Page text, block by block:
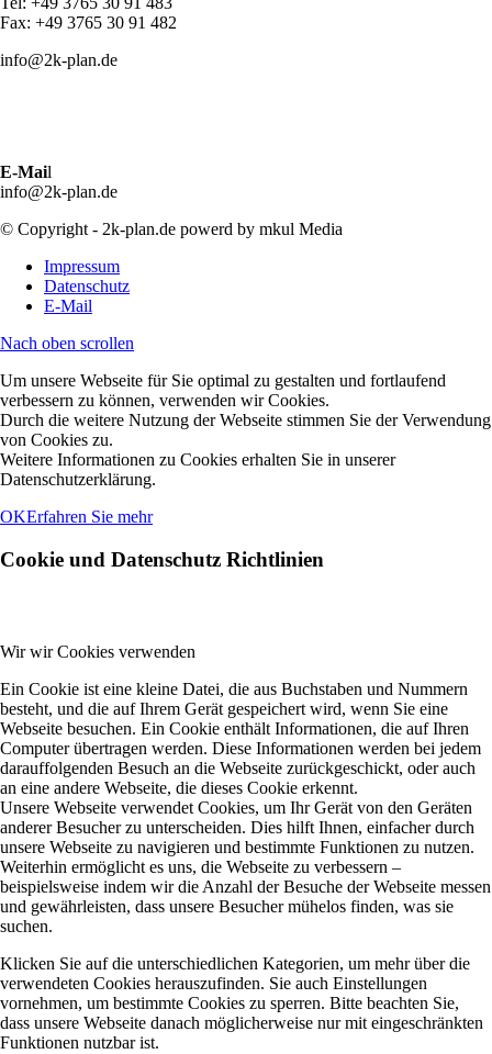
Fax: +49 3765 30 91 482
info@2k-plan.de
E-Mail
info@2k-plan.de
© Copyright - 2k-plan.de powerd by mkul Media
Impressum
Datenschutz
E-Mail
Nach oben scrollen
Um unsere Webseite für Sie optimal zu gestalten und fortlaufend
verbessern zu können, verwenden wir Cookies.
Durch die weitere Nutzung der Webseite stimmen Sie der Verwendung
von Cookies zu.
Weitere Informationen zu Cookies erhalten Sie in unserer
Datenschutzerklärung.
OKErfahren Sie mehr
Cookie und Datenschutz Richtlinien
Wir wir Cookies verwenden
Ein Cookie ist eine kleine Datei, die aus Buchstaben und Nummern
besteht, und die auf Ihrem Gerät gespeichert wird, wenn Sie eine
Webseite besuchen. Ein Cookie enthält Informationen, die auf Ihren
Computer übertragen werden. Diese Informationen werden bei jedem
darauffolgenden Besuch an die Webseite zurückgeschickt, oder auch
an eine andere Webseite, die dieses Cookie erkennt.
Unsere Webseite verwendet Cookies, um Ihr Gerät von den Geräten
anderer Besucher zu unterscheiden. Dies hilft Ihnen, einfacher durch
unsere Webseite zu navigieren und bestimmte Funktionen zu nutzen.
Weiterhin ermöglicht es uns, die Webseite zu verbessern –
beispielsweise indem wir die Anzahl der Besuche der Webseite messen
und gewährleisten, dass unsere Besucher mühelos finden, was sie
suchen.
Klicken Sie auf die unterschiedlichen Kategorien, um mehr über die
verwendeten Cookies herauszufinden. Sie auch Einstellungen
vornehmen, um bestimmte Cookies zu sperren. Bitte beachten Sie,
dass unsere Webseite danach möglicherweise nur mit eingeschränkten
Funktionen nutzbar ist.